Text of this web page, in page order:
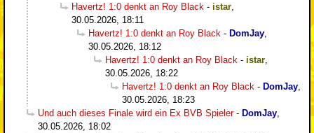
Havertz! 1:0 denkt an Roy Black - istar
30.05.2026, 18:11
Havertz! 1:0 denkt an Roy Black - DomJay
30.05.2026, 18:12
Havertz! 1:0 denkt an Roy Black - istar
30.05.2026, 18:22
Havertz! 1:0 denkt an Roy Black - DomJay
30.05.2026, 18:23
Und auch dieses Finale wird ein Ex BVB Spieler- DomJay
30.05.2026, 18:02